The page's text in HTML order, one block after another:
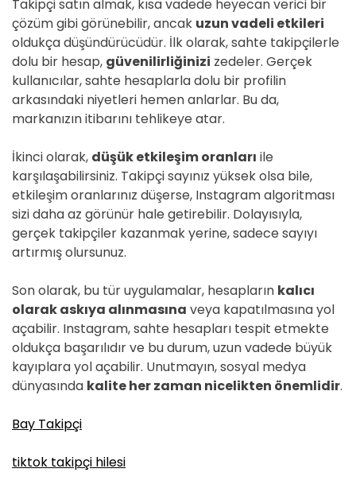
Takipçi satın almak, kısa vadede heyecan verici bir
çözüm gibi görünebilir, ancak uzun vadeli etkileri
oldukça düşündürücüdür. İlk olarak, sahte takipçilerle
dolu bir hesap, güvenilirliğinizi zedeler. Gerçek
kullanıcılar, sahte hesaplarla dolu bir profilin
arkasındaki niyetleri hemen anlarlar. Bu da,
markanızın itibarını tehlikeye atar.
İkinci olarak, düşük etkileşim oranları ile
karşılaşabilirsiniz. Takipçi sayınız yüksek olsa bile,
etkileşim oranlarınız düşerse, Instagram algoritması
sizi daha az görünür hale getirebilir. Dolayısıyla,
gerçek takipçiler kazanmak yerine, sadece sayıyı
artırmış olursunuz.
Son olarak, bu tür uygulamalar, hesapların kalıcı
olarak askıya alınmasına veya kapatılmasına yol
açabilir. Instagram, sahte hesapları tespit etmekte
oldukça başarılıdır ve bu durum, uzun vadede büyük
kayıplara yol açabilir. Unutmayın, sosyal medya
dünyasında kalite her zaman nicelikten önemlidir.
Bay Takipçi
tiktok takipçi hilesi